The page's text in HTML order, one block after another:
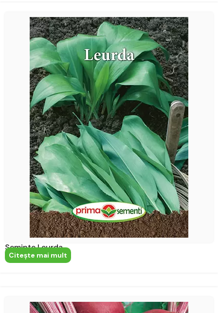
Seminte Leurda
Citeşte mai mult